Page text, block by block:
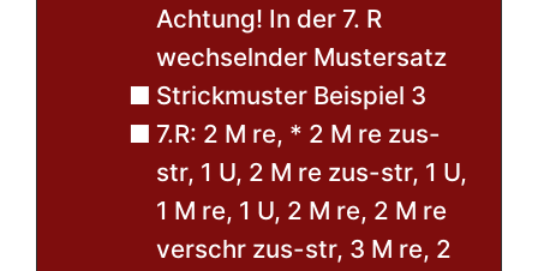
Achtung! In der 7. R
wechselnder Mustersatz
Strickmuster Beispiel 3
7.R: 2 M re, * 2 M re zus-
str, 1 U, 2 M re zus-str, 1 U,
1 M re, 1 U, 2 M re, 2 M re
verschr zus-str, 3 M re, 2